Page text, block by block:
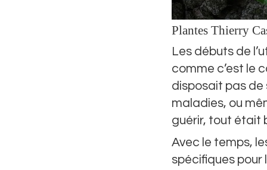
Plantes Thierry
Les débuts de
comme c’est le
disposait pas de
maladies, ou
guérir, tout était
Avec le temps,
spécifiques